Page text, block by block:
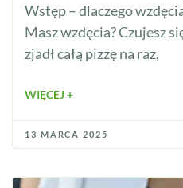
Wstęp – dlaczego
Masz wzdęcia? Czujesz
zjadł całą pizzę na raz,
WIĘCEJ +
13 MARCA 2025